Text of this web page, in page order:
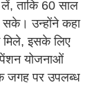
ताकि 60 साल
सके। उन्होंने कहा
इसके लिए
पेंशन योजनाओं
जगह पर उपलब्ध